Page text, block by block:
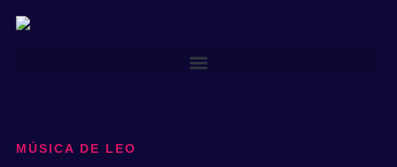
MÚSICA DE LEO